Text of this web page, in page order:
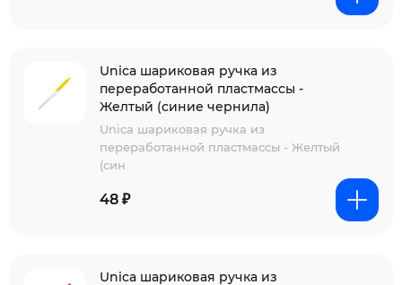
Unica шариковая ручка из
переработанной пластмассы -
Желтый (синие чернила)
Unica шариковая ручка из
переработанной пластмассы - Желтый
(син
48 ₽
Unica шариковая ручка из